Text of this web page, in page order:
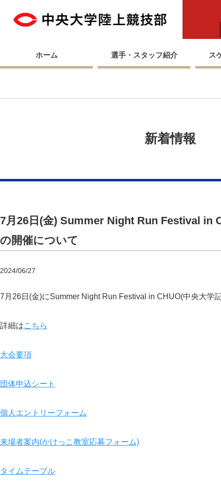
ホーム 選手・スタッフ紹介 ス
新着情報
7月26日(金) Summer Night Run Festival in
の開催について
2024/06/27
7月26日(金)にSummer Night Run Festival in CHUO(中央大学
詳細はこちら
大会要項
団体申込シート
個人エントリーフォーム
来場者案内(かけっこ教室応募フォーム)
タイムテーブル